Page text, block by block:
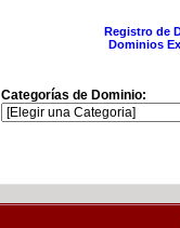
Registro de
Dominios
Categorías de Dominio: